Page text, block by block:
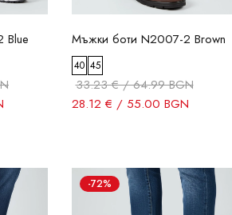
Blue Мъжки боти N2007-2 Brown
40 45
33.23 € / 64.99 BGN
28.12 € / 55.00 BGN
-72%